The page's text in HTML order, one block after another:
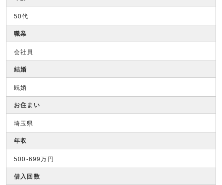
50代
職業
会社員
結婚
既婚
お住まい
埼玉県
年収
500-699万円
借入回数